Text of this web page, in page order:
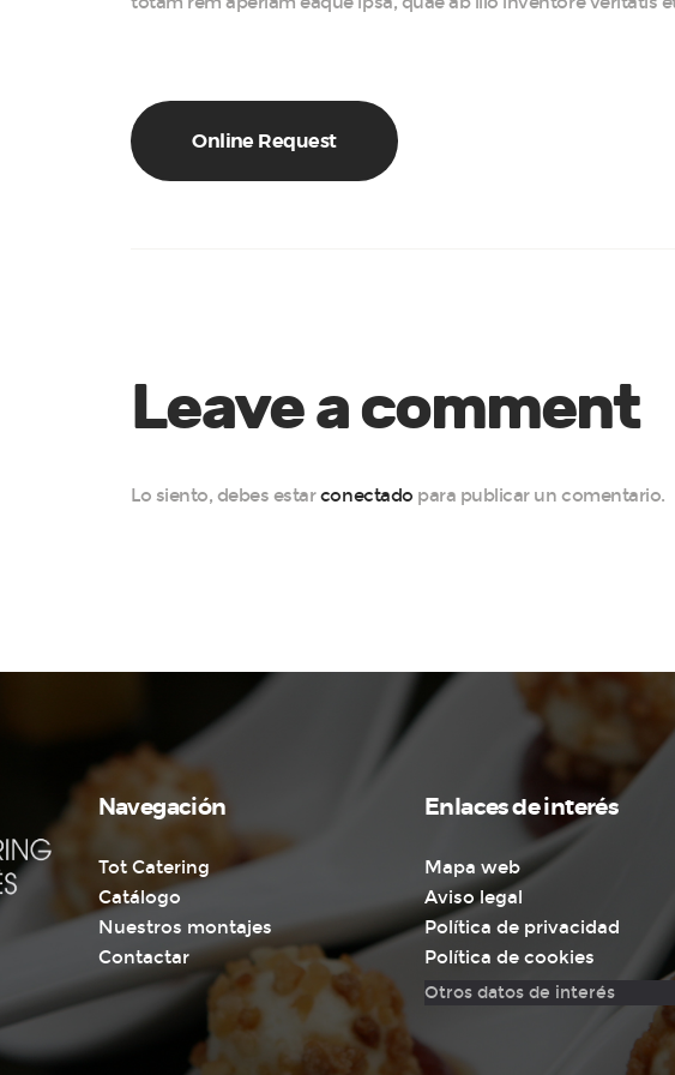
Online Request
Leave a comment
Lo siento, debes estarconectado para publicar un comentario.
Navegación
Tot Catering
Catálogo
Nuestros montajes
Contactar
Enlaces de interés
Mapa web
Aviso legal
Política de privacidad
Política de cookies